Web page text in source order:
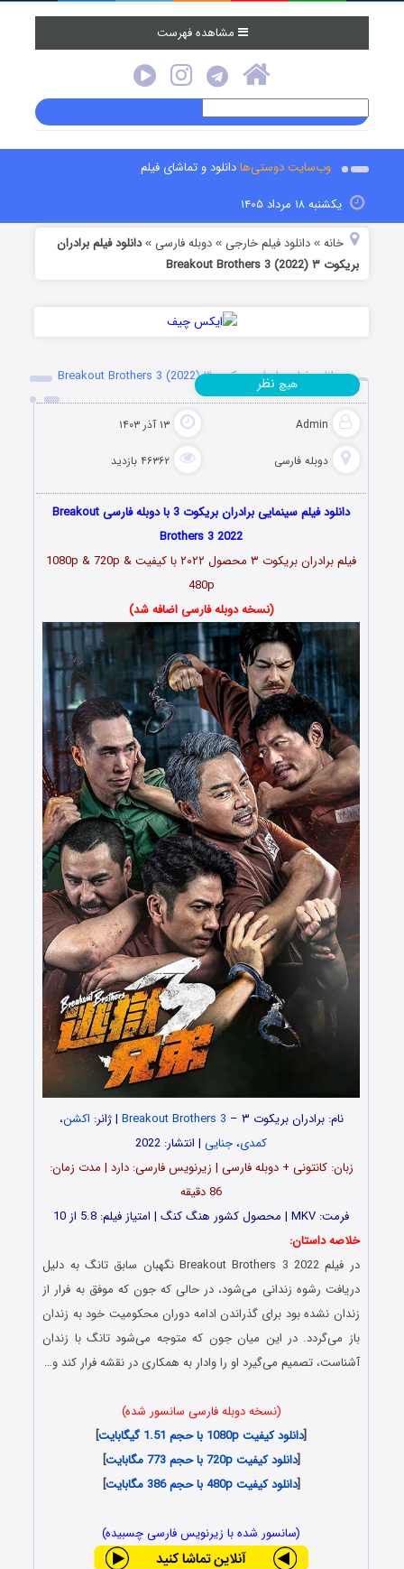
مشاهده فهرست
وب‌سایت دوستی‌هادانلود و تماشای فیلم
یکشنبه ۱۸ مرداد ۱۴۰۵
خانه »دانلود فیلم خارجی »دوبله فارسی »دانلود فیلم برادران
بریکوت ۳ Breakout Brothers 3 (2022)
دانلود فیلم برادران بریکوت ۳ Breakout Brothers 3 (2022)
Admin ۱۳ آذر ۱۴۰۳
دوبله فارسی ۴۶۳۶۲ بازدید
هیچ نظر
دانلود فیلم سینمایی برادران بریکوت 3 با دوبله فارسی Breakout
Brothers 3 2022
فیلم برادران بریکوت ۳ محصول
۲۰۲۲
با کیفیت 1080p & 720p &
480p
(نسخه دوبله فارسی اضافه شد)
نام: برادران بریکوت ۳ – Breakout Brothers 3 | ژانر: اکشن،
کمدی، جنایی | انتشار: 2022
زبان: کانتونی + دوبله فارسی | زیرنویس فارسی: دارد | مدت زمان:
86 دقیقه
فرمت: MKV | محصول کشور هنگ کنگ | امتیاز فیلم: 5.8 از 10
خلاصه داستان:
در فیلم Breakout Brothers 3 2022 نگهبان سابق تانگ به دلیل
دریافت رشوه زندانی می‌شود، در حالی که جون که موفق به فرار از
زندان نشده بود برای گذراندن ادامه دوران محکومیت خود به زندان
باز می‌گردد. در این میان جون که متوجه می‌شود تانگ با زندان
آشناست، تصمیم می‌گیرد او را وادار به همکاری در نقشه فرار کند و…
(نسخه دوبله فارسی سانسور شده)
[دانلود کیفیت 1080p با حجم 1.51 گیگابایت
]
[دانلود کیفیت 720p با حجم 773 مگابایت
]
[دانلود کیفیت 480p با حجم 386 مگابایت ]
(سانسور شده با زیرنویس فارسی چسبیده)